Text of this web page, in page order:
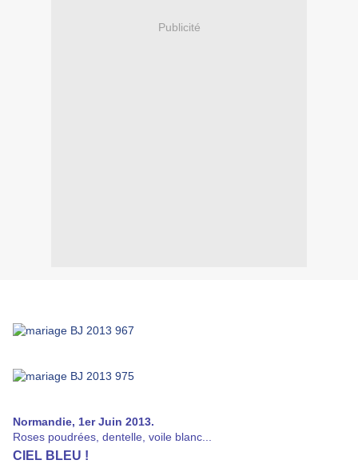
Publicité
Normandie, 1er Juin 2013.
Roses poudrées, dentelle, voile blanc...
CIEL BLEU !